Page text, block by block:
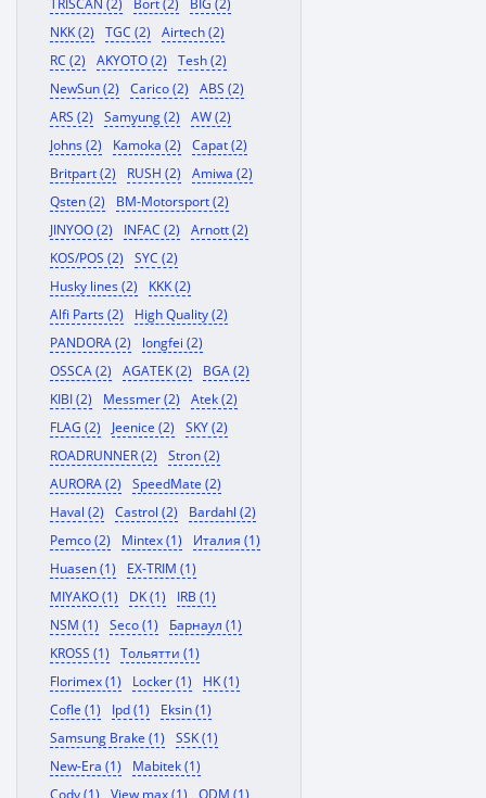
TRISCAN (2)
Bort (2)
BIG (2)
NKK (2)
TGC (2)
Airtech (2)
RC (2)
AKYOTO (2)
Tesh (2)
NewSun (2)
Carico (2)
ABS (2)
ARS (2)
Samyung (2)
AW (2)
Johns (2)
Kamoka (2)
Capat (2)
Britpart (2)
RUSH (2)
Amiwa (2)
Qsten (2)
BM-Motorsport (2)
JINYOO (2)
INFAC (2)
Arnott (2)
KOS/POS (2)
SYC (2)
Husky lines (2)
KKK (2)
Alfi Parts (2)
High Quality (2)
PANDORA (2)
longfei (2)
OSSCA (2)
AGATEK (2)
BGA (2)
KIBI (2)
Messmer (2)
Atek (2)
FLAG (2)
Jeenice (2)
SKY (2)
ROADRUNNER (2)
Stron (2)
AURORA (2)
SpeedMate (2)
Haval (2)
Castrol (2)
Bardahl (2)
Pemco (2)
Mintex (1)
Италия (1)
Huasen (1)
EX-TRIM (1)
MIYAKO (1)
DK (1)
IRB (1)
NSM (1)
Seco (1)
Барнаул (1)
KROSS (1)
Тольятти (1)
Florimex (1)
Locker (1)
HK (1)
Cofle (1)
Ipd (1)
Eksin (1)
Samsung Brake (1)
SSK (1)
New-Era (1)
Mabitek (1)
Cody (1)
View max (1)
ODM (1)